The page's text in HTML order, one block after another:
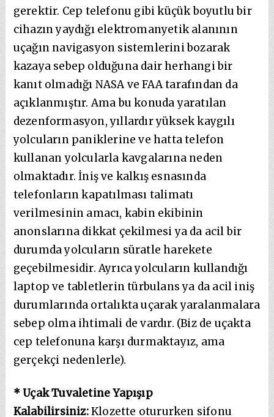
gerektir. Cep telefonu gibi küçük boyutlu bir
cihazın yaydığı elektromanyetik alanının
uçağın navigasyon sistemlerini bozarak
kazaya sebep olduğuna dair herhangi bir
kanıt olmadığı NASA ve FAA tarafından da
açıklanmıştır. Ama bu konuda yaratılan
dezenformasyon, yıllardır yüksek kaygılı
yolcuların paniklerine ve hatta telefon
kullanan yolcularla kavgalarına neden
olmaktadır. İniş ve kalkış esnasında
telefonların kapatılması talimatı
verilmesinin amacı, kabin ekibinin
anonslarına dikkat çekilmesi ya da acil bir
durumda yolcuların süratle harekete
geçebilmesidir. Ayrıca yolcuların kullandığı
laptop ve tabletlerin türbulans ya da acil iniş
durumlarında ortalıkta uçarak yaralanmalara
sebep olma ihtimali de vardır. (Biz de uçakta
cep telefonuna karşı durmaktayız, ama
gerçekçi nedenlerle).
* Uçak Tuvaletine Yapışıp
Kalabilirsiniz:Klozette otururken sifonu